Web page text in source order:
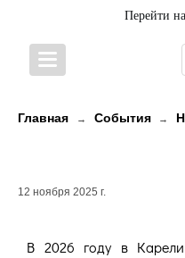
Перейти
Главная → События →
12 ноября 2025 г.
В 2026 году в